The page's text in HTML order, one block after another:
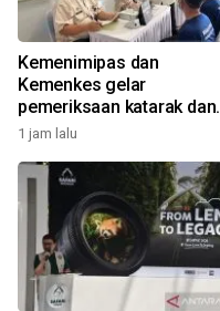
Kemenimipas dan
Kemenkes gelar
pemeriksaan katarak dan
CKG sambut HUT RI
1 jam lalu